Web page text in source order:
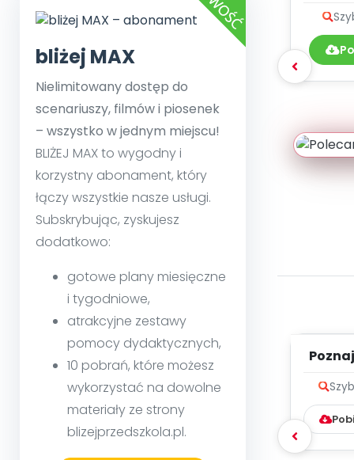
bliżej MAX
Nielimitowany dostęp do
scenariuszy, filmów i piosenek
– wszystko w jednym miejscu!
BLIŻEJ MAX to wygodny i
korzystny abonament, który
łączy wszystkie nasze usługi.
Subskrybując, zyskujesz
dodatkowo:
gotowe plany miesięczne
i tygodniowe,
atrakcyjne zestawy
pomocy dydaktycznych,
10 pobrań, które możesz
wykorzystać na dowolne
materiały ze strony
blizejprzedszkola.pl.